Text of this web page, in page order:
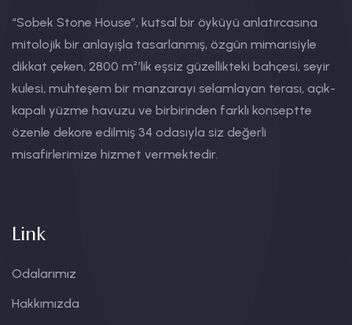
“Sobek Stone House”, kutsal bir öyküyü anlatırcasına
mitolojik bir anlayışla tasarlanmış, özgün mimarisiyle
dikkat çeken, 2800 m²’lik eşsiz güzellikteki bahçesi, seyir
kulesi, muhteşem bir manzarayı selamlayan terası, açık-
kapalı yüzme havuzu ve birbirinden farklı konseptte
özenle dekore edilmiş 34 odasıyla siz değerli
misafirlerimize hizmet vermektedir.
Link
Odalarımız
Hakkımızda